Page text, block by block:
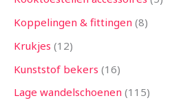
Koppelingen & fittingen 8
Krukjes 12
Kunststof bekers 16
Lage wandelschoenen 115